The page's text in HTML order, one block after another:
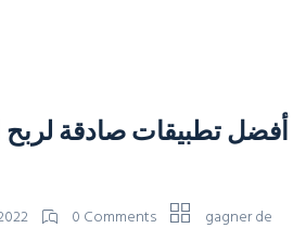
أفضل تطبيقات صادقة
0 Comments
gagner de